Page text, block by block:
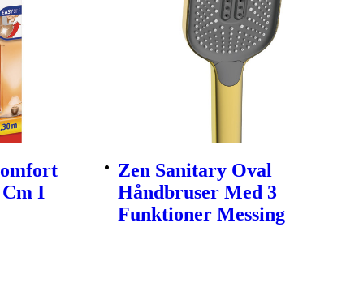
Cm I
Zen Sanitary Oval
Håndbruser Med 3
Funktioner Messing